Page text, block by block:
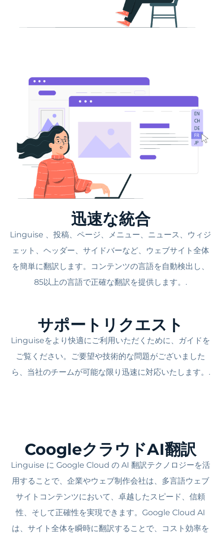
迅速な統合
Linguise 、投稿、ページ、メニュー、ニュース、ウィジ
ェット、ヘッダー、サイドバーなど、ウェブサイト全体
を簡単に翻訳します。コンテンツの言語を自動検出し、
85以上の言語で正確な翻訳を提供します。.
サポートリクエスト
Linguiseをより快適にご利用いただくために、ガイドを
ご覧ください。ご要望や技術的な問題がございました
ら、当社のチームが可能な限り迅速に対応いたします。.
CoogleクラウドAI翻訳
Linguise に Google Cloud の AI 翻訳テクノロジーを活
用することで、企業やウェブ制作会社は、多言語ウェブ
サイトコンテンツにおいて、卓越したスピード、信頼
性、そして正確性を実現できます。Google Cloud AI
は、サイト全体を瞬時に翻訳することで、コスト効率を